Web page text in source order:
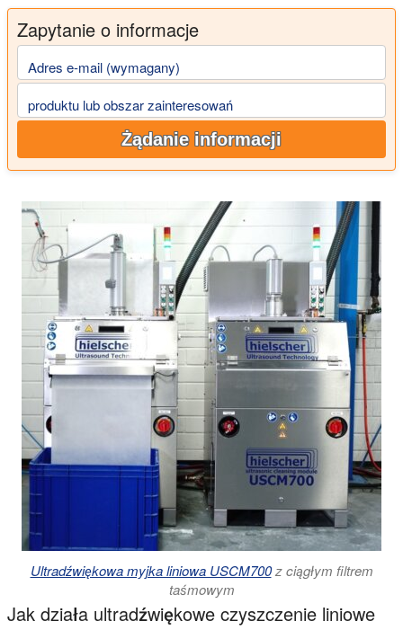
Zapytanie o informacje
Adres e-mail (wymagany)
produktu lub obszar zainteresowań
Żądanie informacji
Ultradźwiękowa myjka liniowa USCM700z ciągłym filtrem
taśmowym
Jak działa ultradźwiękowe czyszczenie liniowe